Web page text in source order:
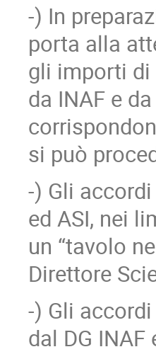
-) In
porta alla
gli importi di
da INAF e
si può
-) Gli
ed ASI, nei
un “tavolo
Direttore
-) Gli
dal DG